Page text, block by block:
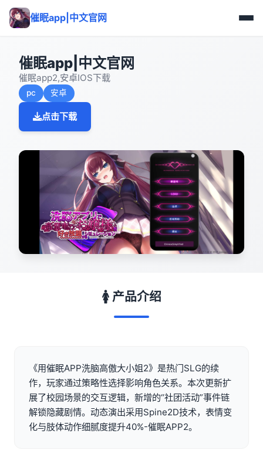
催眠app|中文官网
催眠app|中文官网
催眠app2,安卓IOS下载
pc 安卓
点击下载
🚺 产品介绍
《用催眠APP洗脑高傲大小姐2》是热门SLG的续
作，玩家通过策略性选择影响角色关系。本次更新扩
展了校园场景的交互逻辑，新增的“社团活动”事件链
解锁隐藏剧情。动态演出采用Spine2D技术，表情变
化与肢体动作细腻度提升40%-催眠APP2。